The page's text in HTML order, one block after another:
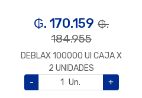
₲. 170.159 ₲.
184.955
DEBLAX 100000 UI CAJA X
2 UNIDADES
-
Un. +